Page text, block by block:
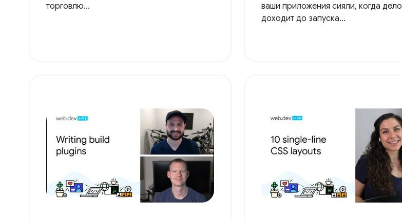
торговлю...
ваши приложения сияли, когда дело
доходит до запуска...